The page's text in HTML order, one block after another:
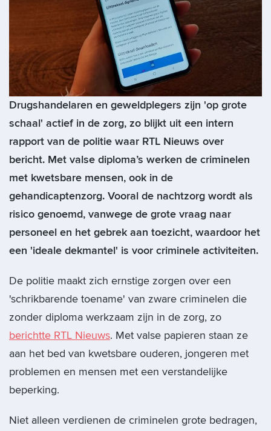
Drugshandelaren en geweldplegers zijn 'op grote
schaal' actief in de zorg, zo blijkt uit een intern
rapport van de politie waar RTL Nieuws over
bericht. Met valse diploma’s werken de criminelen
met kwetsbare mensen, ook in de
gehandicaptenzorg. Vooral de nachtzorg wordt als
risico genoemd, vanwege de grote vraag naar
personeel en het gebrek aan toezicht, waardoor het
een 'ideale dekmantel' is voor criminele activiteiten.
De politie maakt zich ernstige zorgen over een
'schrikbarende toename' van zware criminelen die
zonder diploma werkzaam zijn in de zorg, zo
berichtte RTL Nieuws. Met valse papieren staan ze
aan het bed van kwetsbare ouderen, jongeren met
problemen en mensen met een verstandelijke
beperking.
Niet alleen verdienen de criminelen grote bedragen,